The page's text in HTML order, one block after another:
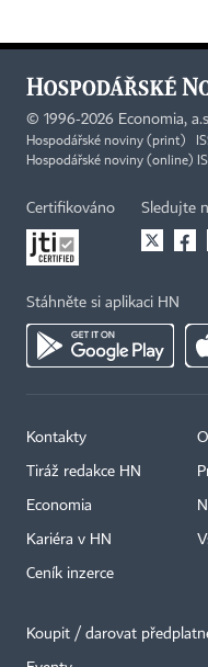
© 1996-2026 Economia,
Hospodářské noviny (print)
Hospodářské noviny (online)
Certifikováno Sledujte
Stáhněte si aplikaci HN
Kontakty
Tiráž redakce HN
Economia
Kariéra v HN
Ceník inzerce
Koupit / darovat